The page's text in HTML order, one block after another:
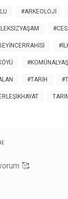
#ARKEOLOJI
#TARIH
🥰